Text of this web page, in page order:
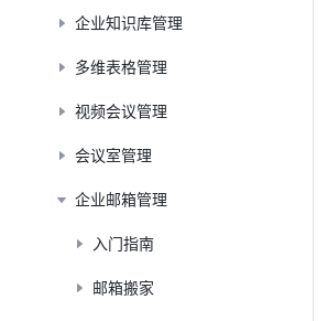
企业知识库管理
多维表格管理
视频会议管理
会议室管理
企业邮箱管理
入门指南
邮箱搬家